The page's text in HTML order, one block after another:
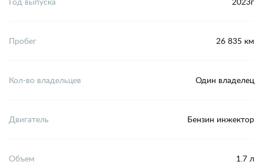
Пробег 26 835 км
Кол-во владельцев Один владелец
Двигатель Бензин инжектор
Объем 1.7 л